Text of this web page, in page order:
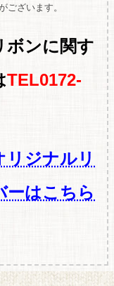
ございます。
ンに関す
TEL0172-
リジナルリ
ーはこちら